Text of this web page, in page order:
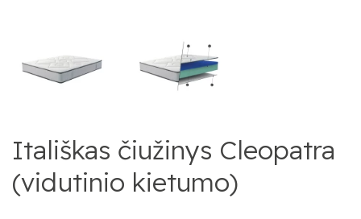
Itališkas čiužinys Cleopatra
(vidutinio kietumo)